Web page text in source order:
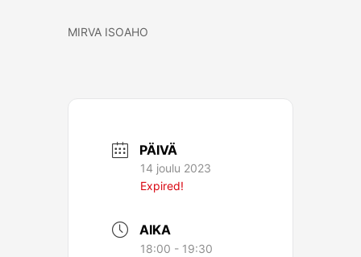
MIRVA ISOAHO
PÄIVÄ
14 joulu 2023
Expired!
AIKA
18:00 - 19:30